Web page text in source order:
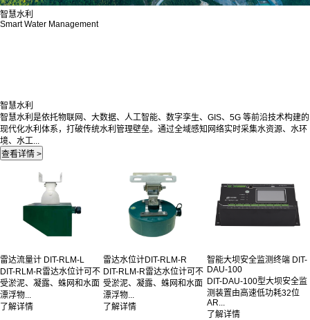
智慧水利
Smart Water Management
智慧水利
智慧水利是依托物联网、大数据、人工智能、数字孪生、GIS、5G 等前沿技术构建的
现代化水利体系，打破传统水利管理壁垒。通过全域感知网络实时采集水资源、水环
境、水工...
雷达流量计 DIT-RLM-L
DIT-RLM-R雷达水位计可不
受淤泥、凝露、蛛网和水面
漂浮物...
了解详情
雷达水位计DIT-RLM-R
DIT-RLM-R雷达水位计可不
受淤泥、凝露、蛛网和水面
漂浮物...
了解详情
智能大坝安全监测终端 DIT-
DAU-100
DIT-DAU-100型大坝安全监
测装置由高速低功耗32位
AR...
了解详情